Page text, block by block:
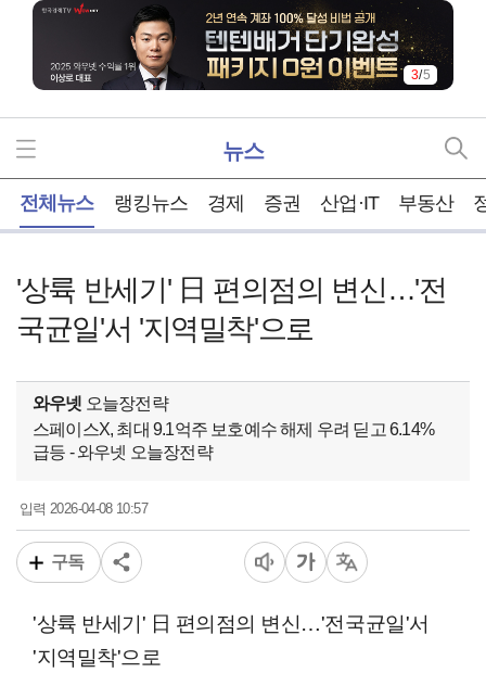
3/5
뉴스
전체뉴스 랭킹뉴스 경제 증권 산업·IT 부동산
'상륙 반세기' 日 편의점의 변신…'전
국균일'서 '지역밀착'으로
와우넷 오늘장전략
스페이스X, 최대 9.1억주 보호예수 해제 우려 딛고 6.14%
급등 - 와우넷 오늘장전략
입력2026-04-08 10:57
구독
'상륙 반세기' 日 편의점의 변신…'전국균일'서
'지역밀착'으로